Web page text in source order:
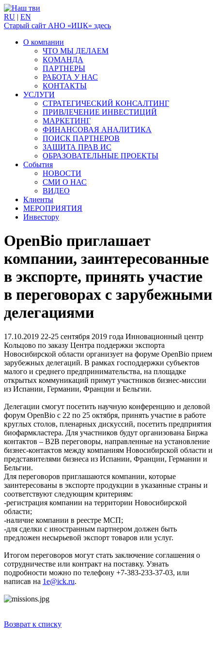
RU | EN
Старый сайт АНО «ИЦК» здесь
О компании
ЧТО МЫ ДЕЛАЕМ
КОМАНДА
ПАРТНЕРЫ
РАБОТА У НАС
КОНТАКТЫ
УСЛУГИ
СТРАТЕГИЧЕСКИЙ КОНСАЛТИНГ
ПРИВЛЕЧЕНИЕ ИНВЕСТИЦИЙ
МАРКЕТИНГ
ФИНАНСОВАЯ АНАЛИТИКА
ПОИСК ПАРТНЕРОВ
ЗАЩИТА ПРАВ ИС
ОБРАЗОВАТЕЛЬНЫЕ ПРОЕКТЫ
События
НОВОСТИ
СМИ О НАС
ВИДЕО
Клиенты
МЕРОПРИЯТИЯ
Инвестору
OpenBio приглашает
компании, заинтересованные
в экспорте, принять участие
в переговорах с зарубежными
делегациями
17.10.2019 22-25 сентября 2019 года Инновационный центр
Кольцово по заказу Центра поддержки экспорта
Новосибирской области организует на форуме OpenBio прием
зарубежных делегаций. В рамках господдержки субъектов
малого и среднего предпринимательства, на площадке
открытых коммуникаций примут участников бизнес-миссии
из Испании, Германии, Франции и Бельгии.
Делегации смогут посетить научную конференцию и деловой
форум OpenBio с 22 по 25 октября, принять участие в работе
круглых столов, пленарных дискуссий, посетить предприятия
биофармкластера. Для участников будут организована Биржа
контактов – B2B переговоры, направленные на установление
бизнес-контактов между компаниям Новосибирской области и
представителями бизнеса из Испании, Франции, Германии и
Бельгии.
Для переговоров приглашаются компании, которые
заинтересованы в экспорте продукции в указанные страны и
соответствуют следующим критериям:
-регистрация компании на территории Новосибирской
области;
-наличие компании в реестре МСП;
-для сделки с иностранным партнером должен быть
предложен несырьевой экспорт товаров или услуг.
Итогом переговоров могут стать заключение соглашения о
сотрудничестве или контракт на поставку. Узнать
подробности можно по телефону +7-383-233-37-03, или
написав на 1e@ick.ru.
Возврат к списку